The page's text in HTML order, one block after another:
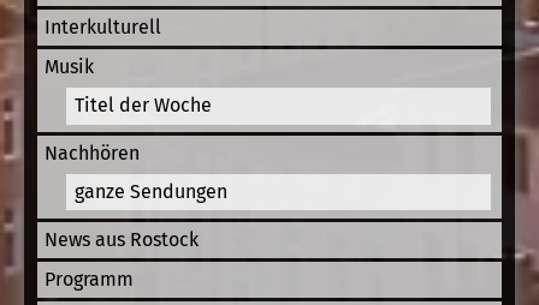
Interkulturell
Musik
Titel der Woche
Nachhören
ganze Sendungen
News aus Rostock
Programm